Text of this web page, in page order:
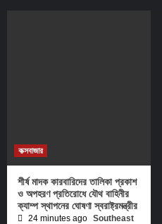
কক্সবাজার
শীর্ষ মাদক কারবারিদের তালিকা প্রকাশ
ও অপহরণ প্রতিরোধে যৌথ বাহিনীর
ক্যাম্প স্থাপনের ঘোষণা স্বরাষ্ট্রমন্ত্রীর
24 minutes ago Southeast